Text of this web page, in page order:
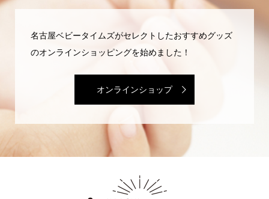
名古屋ベビータイムズがセレクトしたおすすめグッズ
のオンラインショッピングを始めました！
オンラインショップ